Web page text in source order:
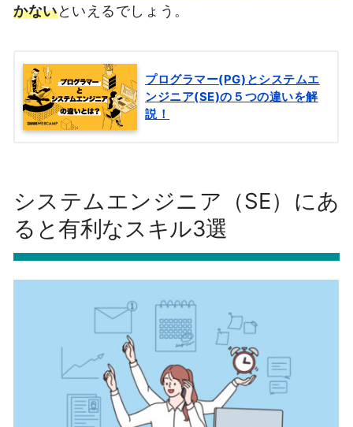
かないといえるでしょう。
プログラマー(PG)とシステムエ
ンジニア(SE)の５つの違いを解
説！
システムエンジニア（SE）にあ
ると有利なスキル3選